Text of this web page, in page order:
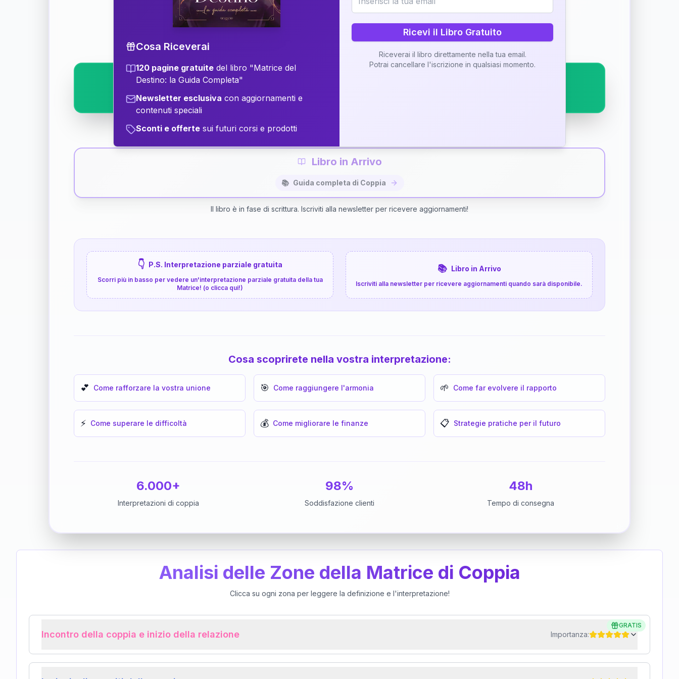
Scopri il significato della vostra Matrice di Coppia attraverso una nostra interpretazione
✨ Interpretazione personalizzata
⚡
Libro in Arrivo
📚 Guida completa di Coppia
Il libro è in fase di scrittura. Iscriviti alla newsletter per ricevere aggiornamenti!
👇 P.S. Interpretazione parziale gratuita
Scorri più in basso per vedere un'interpretazione parziale gratuita della tua
Matrice! (o clicca qui!)
📚 Libro in Arrivo
Iscriviti alla newsletter per ricevere aggiornamenti quando sarà disponibile.
Cosa scoprirete nella vostra interpretazione:
💕 Come rafforzare la vostra unione 🎯 Come raggiungere l'armonia 🌱 Come far evolvere il rapporto
⚡ Come superare le difficoltà 💰 Come migliorare le finanze 📋 Strategie pratiche per il futuro
6.000+
Interpretazioni di coppia
98%
Soddisfazione clienti
48h
Tempo di consegna
Analisi delle Zone della Matrice di Coppia
Clicca su ogni zona per leggere la definizione e l'interpretazione!
GRATIS
Incontro della coppia e inizio della relazione Importanza:
Cosa Riceverai
120 pagine gratuite del libro "Matrice del
Destino: la Guida Completa"
Newsletter esclusiva con aggiornamenti e
contenuti speciali
Sconti e offerte sui futuri corsi e prodotti
Ricevi il Libro Gratuito
Riceverai il libro direttamente nella tua email.
Potrai cancellare l'iscrizione in qualsiasi momento.